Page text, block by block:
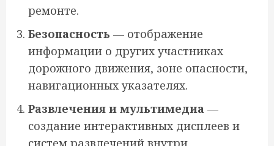
ремонте.
Безопасность — отображение
информации о других участниках
дорожного движения, зоне опасности,
навигационных указателях.
Развлечения и мультимедиа —
создание интерактивных дисплеев и
систем развлечений внутри